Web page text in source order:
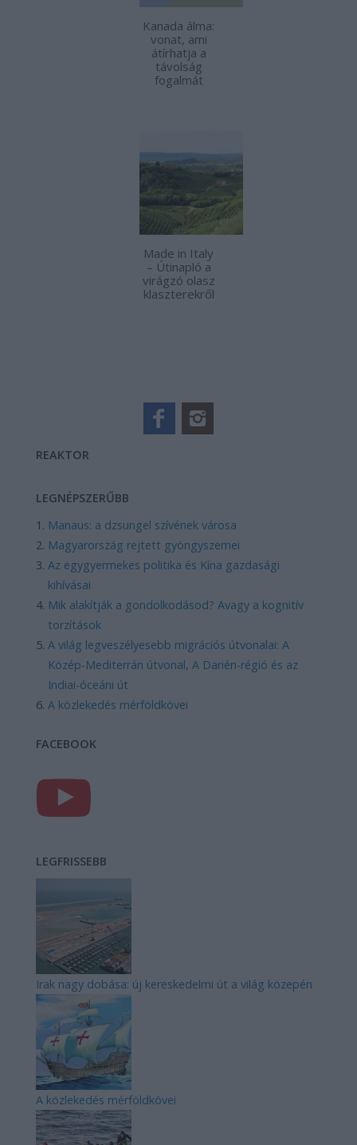
Kanada álma:
vonat, ami
átírhatja a
távolság
fogalmát
Made in Italy
– Útinapló a
virágzó olasz
klaszterekről
REAKTOR
LEGNÉPSZERŰBB
Manaus: a dzsungel szívének városa
Magyarország rejtett gyöngyszemei
Az egygyermekes politika és Kína gazdasági
kihívásai
Mik alakítják a gondolkodásod? Avagy a kognitív
torzítások
A világ legveszélyesebb migrációs útvonalai: A
Közép-Mediterrán útvonal, A Darién-régió és az
Indiai-óceáni út
A közlekedés mérföldkövei
FACEBOOK
LEGFRISSEBB
Irak nagy dobása: új kereskedelmi út a világ közepén
A közlekedés mérföldkövei